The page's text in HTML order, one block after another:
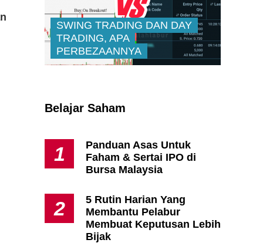
SWING TRADING DAN DAY
TRADING, APA
PERBEZAANNYA
Belajar Saham
1
Panduan Asas Untuk
Faham & Sertai IPO di
Bursa Malaysia
2
5 Rutin Harian Yang
Membantu Pelabur
Membuat Keputusan Lebih
Bijak
Apa Itu Fundamental Analysis
Yang Selalu Sifu Saham Sebut